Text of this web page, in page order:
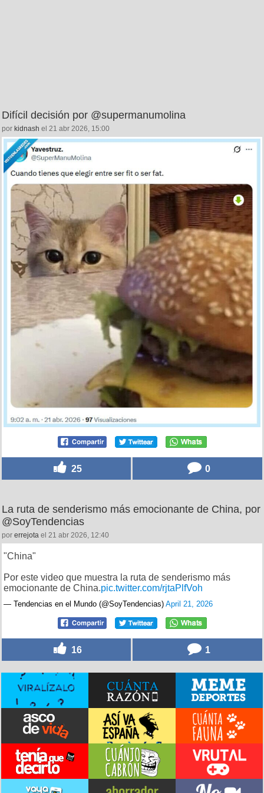
Difícil decisión por @supermanumolina
por kidnash el 21 abr 2026, 15:00
25 0
La ruta de senderismo más emocionante de China, por
@SoyTendencias
por errejota el 21 abr 2026, 12:40
"China"
Por este video que muestra la ruta de senderismo más
emocionante de China.pic.twitter.com/rjtaPlfVoh
— Tendencias en el Mundo (@SoyTendencias) April 21, 2026
16 1